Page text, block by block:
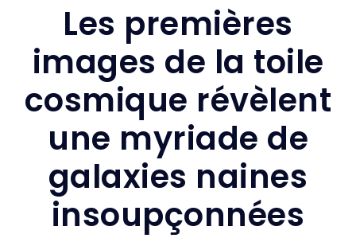
Les premières
images de la toile
cosmique révèlent
une myriade de
galaxies naines
insoupçonnées